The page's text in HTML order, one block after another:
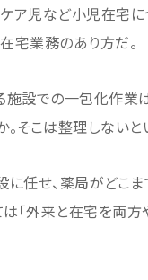
ア児など小児在宅に
宅業務のあり方だ。
施設での一包化作
そこは整理しないと
に任せ、薬局がどこ
「外来と在宅を両方